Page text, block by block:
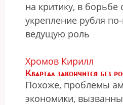
на критику, в борьбе
укрепление рубля
ведущую роль
Хромов Кирилл
Квартал закончится без
Похоже, проблемы
экономики,